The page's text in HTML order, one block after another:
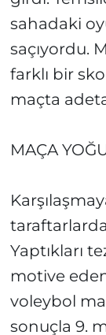
sahadaki
saçıyordu.
farklı bir
maçta
MAÇA
Yaptıkları
motive
voleybol
sonuçla 9.